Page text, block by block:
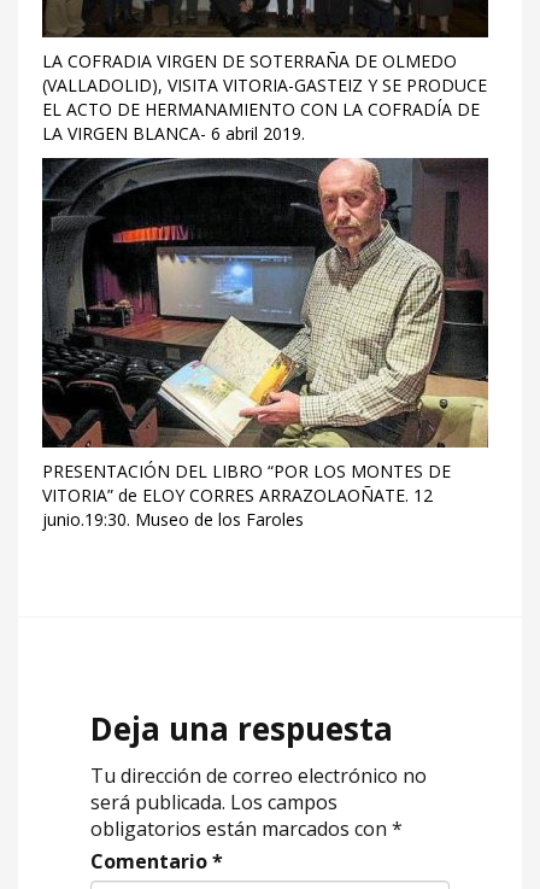
LA COFRADIA VIRGEN DE SOTERRAÑA DE OLMEDO
(VALLADOLID), VISITA VITORIA-GASTEIZ Y SE PRODUCE
EL ACTO DE HERMANAMIENTO CON LA COFRADÍA DE
LA VIRGEN BLANCA- 6 abril 2019.
PRESENTACIÓN DEL LIBRO “POR LOS MONTES DE
VITORIA” de ELOY CORRES ARRAZOLAOÑATE. 12
junio.19:30. Museo de los Faroles
Deja una respuesta
Tu dirección de correo electrónico no
será publicada. Los campos
obligatorios están marcados con *
Comentario*